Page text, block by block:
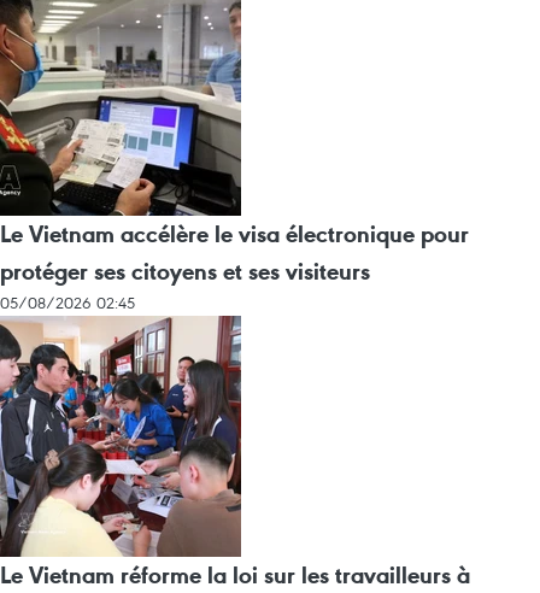
Le Vietnam accélère le visa électronique pour
protéger ses citoyens et ses visiteurs
05/08/2026 02:45
Le Vietnam réforme la loi sur les travailleurs à